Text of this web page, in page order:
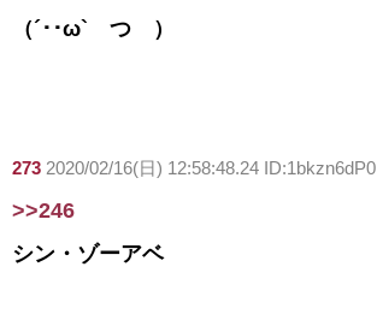
（´･･ω` つ ）
273 2020/02/16(日) 12:58:48.24 ID:1bkzn6dP0
>>246
シン・ゾーアベ